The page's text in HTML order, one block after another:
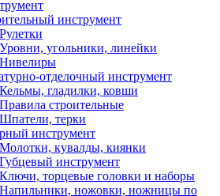
инструмент
Рулетки
Уровни, угольники, линейки
Нивелиры
отделочный инструмент
Кельмы, гладилки, ковши
Правила строительные
Шпатели, терки
инструмент
Молотки, кувалды, киянки
Губцевый инструмент
Ключи, торцевые головки и наборы
Напильники, ножовки, ножницы по